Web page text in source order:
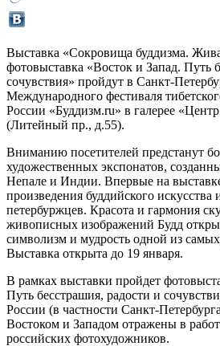
Выставка «Сокровища буддизма.
фотовыставка «Восток и Запад. Путь
сочувствия» пройдут в Санкт-
Международного фестиваля
России «Буддизм.ru» в галерее
(Литейный пр., д.55).
Вниманию посетителей предстанут
художественных экспонатов,
Непале и Индии. Впервые на
произведения буддийского искусства
петербуржцев. Красота и гармония
живописных изображений Будд
символизм и мудрость одной из
Выставка открыта до 19 января.
В рамках выставки пройдет
Путь бесстрашия, радости и
России (в частности Санкт-
Востоком и Западом отражены в
российских фотохудожников.